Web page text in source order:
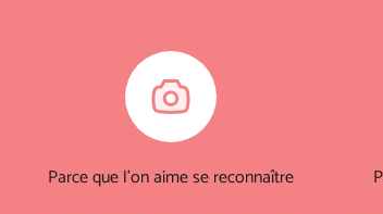
Parce que l'on aime se reconnaître